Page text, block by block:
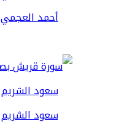
أحمد العجمي
سعود الشريم